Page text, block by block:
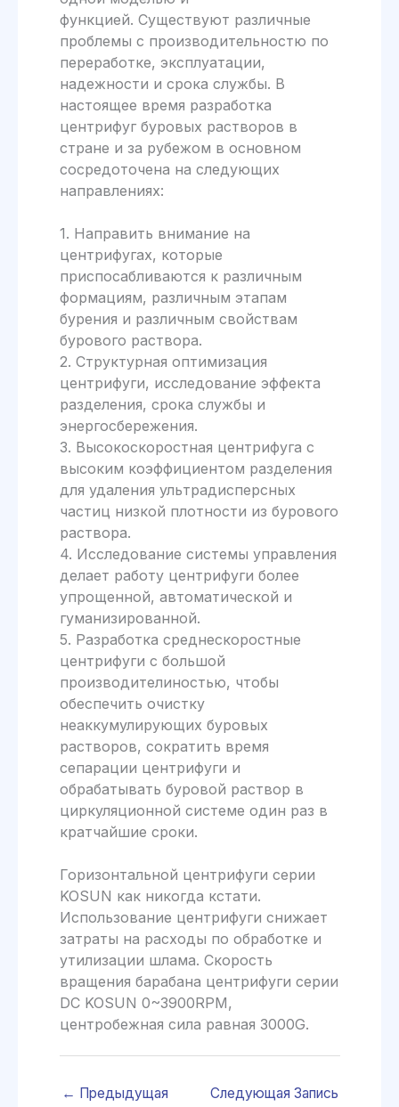
функцией. Существуют различные
проблемы с производительностю по
переработке, эксплуатации,
надежности и срока службы. В
настоящее время разработка
центрифуг буровых растворов в
стране и за рубежом в основном
сосредоточена на следующих
направлениях:
1. Направить внимание на
центрифугах, которые
приспосабливаются к различным
формациям, различным этапам
бурения и различным свойствам
бурового раствора.
2. Структурная оптимизация
центрифуги, исследование эффекта
разделения, срока службы и
энергосбережения.
3. Высокоскоростная центрифуга с
высоким коэффициентом разделения
для удаления ультрадисперсных
частиц низкой плотности из бурового
раствора.
4. Исследование системы управления
делает работу центрифуги более
упрощенной, автоматической и
гуманизированной.
5. Разработка среднескоростные
центрифуги с большой
производителиностью, чтобы
обеспечить очистку
неаккумулирующих буровых
растворов, сократить время
сепарации центрифуги и
обрабатывать буровой раствор в
циркуляционной системе один раз в
кратчайшие сроки.
Горизонтальной центрифуги серии
KOSUN как никогда кстати.
Использование центрифуги снижает
затраты на расходы по обработке и
утилизации шлама. Скорость
вращения барабана центрифуги серии
DC KOSUN 0~3900RPM,
центробежная сила равная 3000G.
← Предыдущая
Следующая Запись